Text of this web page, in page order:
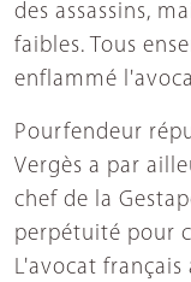
des assassins,
faibles. Tous
enflammé
Pourfendeur
Vergès a par
chef de la
perpétuité pour
L'avocat